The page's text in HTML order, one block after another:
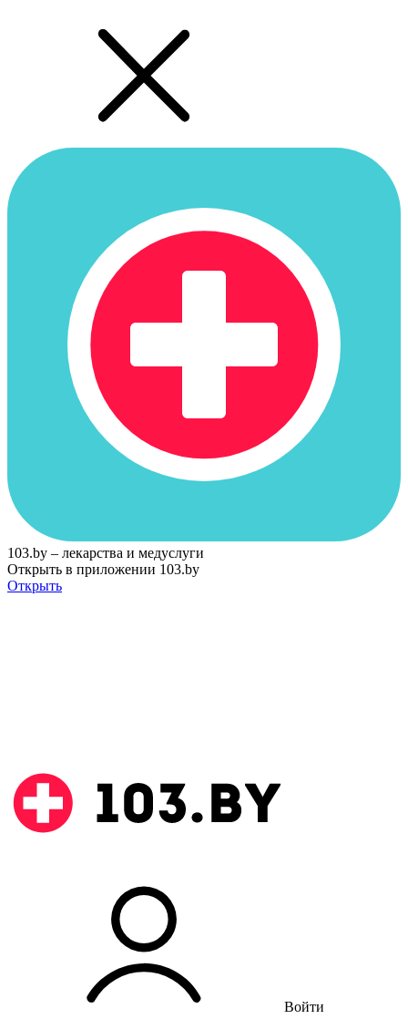
103.by – лекарства и медуслуги
Открыть в приложении 103.by
Открыть
Войти